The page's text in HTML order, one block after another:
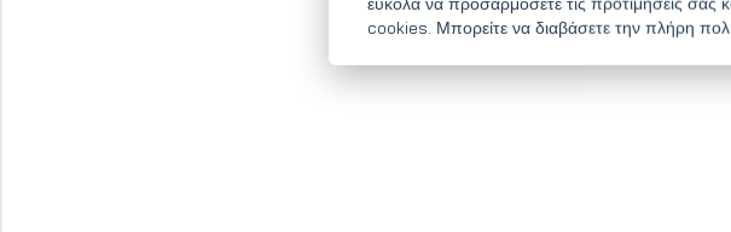
cookies. Μπορείτε να διαβάσετε την πλήρη